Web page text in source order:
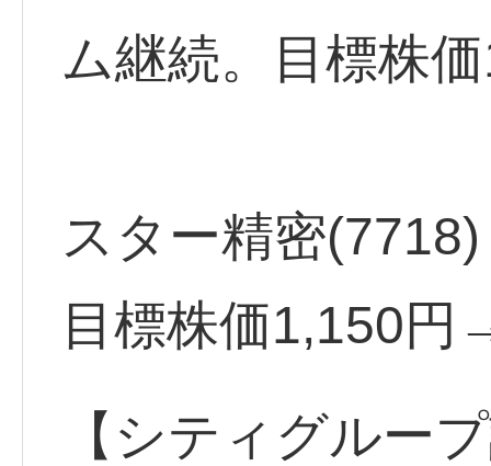
ム継続。目標株
スター精密
目標株価1,150
【シティグルー